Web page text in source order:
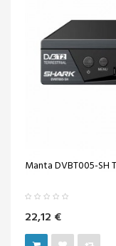
Manta DVBT005-SH
22,12 €